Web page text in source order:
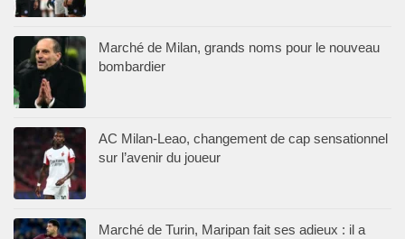
Marché de Milan, grands noms pour le nouveau
bombardier
AC Milan-Leao, changement de cap sensationnel
sur l’avenir du joueur
Marché de Turin, Maripan fait ses adieux : il a